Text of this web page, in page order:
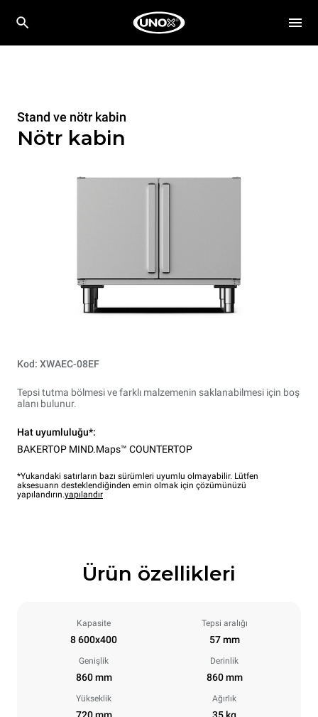
Stand ve nötr kabin
Nötr kabin
Kod: XWAEC-08EF
Tepsi tutma bölmesi ve farklı malzemenin saklanabilmesi için boş
alanı bulunur.
Hat uyumluluğu*:
BAKERTOP MIND.Maps™ COUNTERTOP
*Yukarıdaki satırların bazı sürümleri uyumlu olmayabilir. Lütfen
aksesuarın desteklendiğinden emin olmak için çözümünüzü
yapılandırın.yapılandır
Ürün özellikleri
Kapasite
8 600x400
Tepsi aralığı
57 mm
Genişlik
860 mm
Derinlik
860 mm
Yükseklik Ağırlık